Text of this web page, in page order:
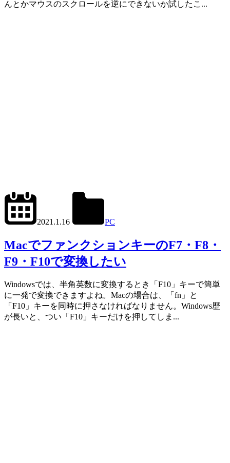
んとかマウスのスクロールを逆にできないか試したこ...
2021.1.16
PC
MacでファンクションキーのF7・F8・
F9・F10で変換したい
Windowsでは、半角英数に変換するとき「F10」キーで簡単
に一発で変換できますよね。Macの場合は、「fn」と
「F10」キーを同時に押さなければなりません。Windows歴
が長いと、つい「F10」キーだけを押してしま...